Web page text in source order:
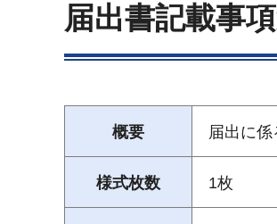
届出書記載事
概要 届出に
様式枚数 1枚